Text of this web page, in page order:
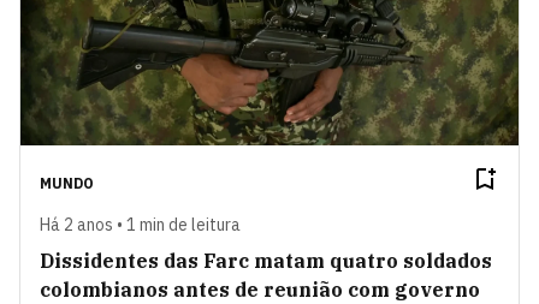
MUNDO
Há 2 anos • 1 min de leitura
Dissidentes das Farc matam quatro soldados
colombianos antes de reunião com governo